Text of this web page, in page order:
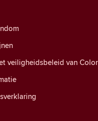
veiligheidsbeleid van